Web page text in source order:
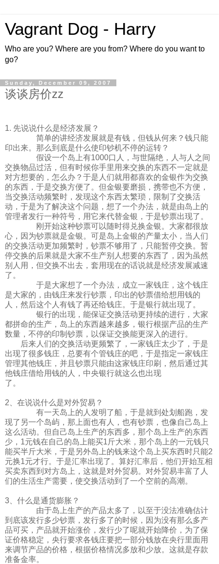
Vagrant Dog - Harry
Who are you? Where are you from? Where do you want to
go?
Sunday, December 09, 2007
谈谈房价zz
1. 先说说什么是经济发展？
简单的讲经济发展就是有钱，但钱从何来？钱只能
印出来。那么到底是什么使印钞机不停的运转？
假设一个岛上有1000口人，与世隔绝，人与人之间
交换物品过活，但有时候你手里用来交换的东西不一定就是
对方想要的，怎么办？于是人们就用都喜欢的金银作为交换
的东西，于是交换方便了。但金银要磨损，携带也不方便，
当交换活动频繁时，发现这个东西太繁琐，限制了交换活
动，于是为了解决这个问题，想了一个办法，就是由岛上的
管理者发行一种符号，用它来代替金银，于是钞票出现了。
刚开始这种钞票可以随时得兑换金银。大家都很放
心，因为钞票就是金银。可是岛上金银的产量太小，当人们
的交换活动更加频繁时，钞票不够用了，只能暂停交换。暂
停交换的后果就是大家不生产别人想要的东西了，因为虽然
别人用，但交换不出去，套用现在的话说就是经济发展减速
了。
于是大家想了一个办法，成立一家钱庄，这个钱庄
是大家的，由钱庄来发行钞票，印出的钞票借给想用钱的
人，然后这个人有钱了再还给钱庄。于是银行就出现了。
银行的出现，能保证交换活动更持续的进行，大家
都拼命的生产，岛上的东西越来越多，银行根据产品的生产
数量，不停的印制钞票，以保证交换能更深入的进行。
后来人们的交换活动更频繁了，一家钱庄太少了，于是
出现了很多钱庄，总要有个管钱庄的吧，于是指定一家钱庄
管理其他钱庄，并且钞票只能由这家钱庄印刷，然后通过其
他钱庄借给用钱的人，中央银行就这么也出现
了。
2、在说说什么是对外贸易？
有一天岛上的人发明了船，于是就到处划船跑，发
现了另一个岛屿，那上面也有人，也有钞票，也像自己岛上
这么活动。但自己岛上生产的东西多，那个岛上生产的东西
少，1元钱在自己的岛上能买1斤大米，那个岛上的一元钱只
能买半斤大米，于是另外岛上的钱来这个岛上买东西时只能2
元换1元才行。于是汇率出现了。算好汇率后，他们开始互相
买卖东西到对方岛上，这就是对外贸易。对外贸易丰富了人
们的生活生产需要，使交换活动到了一个空前的高潮。
3、什么是通货膨胀？
由于岛上生产的产品太多了，以至于没法准确估计
到底该发行多少钞票，发行多了的时候，因为没有那么多产
品可买，产品就开始涨价，发行少了呢就开始降价，为了保
证价格稳定，央行要求各钱庄要把一部分钱放在央行里面用
来调节产品的价格，根据价格情况多放和少放。这就是存款
准备金率。